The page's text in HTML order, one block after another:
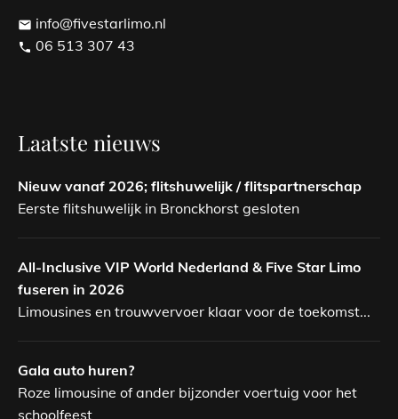
email info@fivestarlimo.nl
phone 06 513 307 43
Laatste nieuws
Nieuw vanaf 2026; flitshuwelijk / flitspartnerschap
Eerste flitshuwelijk in Bronckhorst gesloten
All-Inclusive VIP World Nederland & Five Star Limo
fuseren in 2026
Limousines en trouwvervoer klaar voor de toekomst...
Gala auto huren?
Roze limousine of ander bijzonder voertuig voor het
schoolfeest